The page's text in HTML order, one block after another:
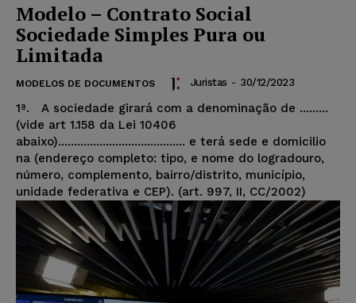
Modelo – Contrato Social
Sociedade Simples Pura ou
Limitada
MODELOS DE DOCUMENTOS Juristas - 30/12/2023
1ª. A sociedade girará com a denominação de .........
(vide art 1.158 da Lei 10406
abaixo)........................................ e terá sede e domicilio
na (endereço completo: tipo, e nome do logradouro,
número, complemento, bairro/distrito, município,
unidade federativa e CEP). (art. 997, II, CC/2002)